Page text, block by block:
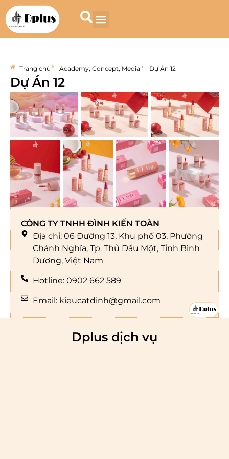
Trang chủ Academy, Concept, Media Dự Án 12
Dự Án 12
CÔNG TY TNHH ĐÌNH KIẾN TOÀN
Địa chỉ: 06 Đường 13, Khu phố 03, Phường
Chánh Nghĩa, Tp. Thủ Dầu Một, Tỉnh Bình
Dương, Việt Nam
Hotline: 0902 662 589
Email: kieucatdinh@gmail.com
Dplus dịch vụ